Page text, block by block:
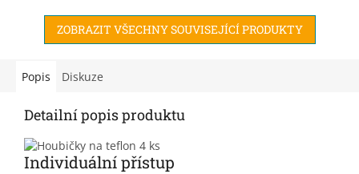
díky čemuž předměty...
ZOBRAZIT VŠECHNY SOUVISEJÍCÍ PRODUKTY
Popis Diskuze
Detailní popis produktu
Individuální přístup